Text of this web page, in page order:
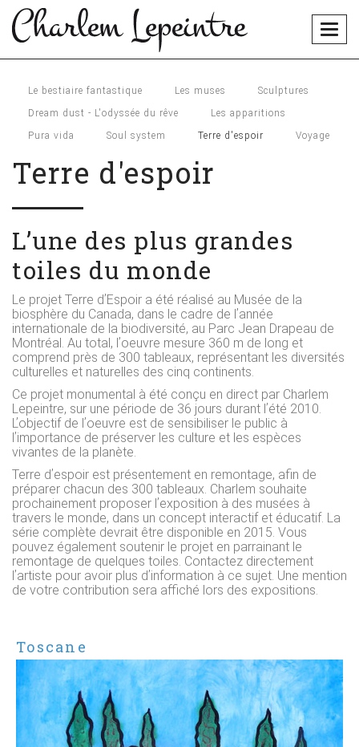
Le bestiaire fantastique Les muses
Sculptures
Dream dust - L'odyssée du rêve
Les apparitions
Pura vida
Soul system Terre d'espoir Voyage
Terre d'espoir
Lʼune des plus grandes
toiles du monde
Le projet Terre dʼEspoir a été réalisé au Musée de la
biosphère du Canada, dans le cadre de lʼannée
internationale de la biodiversité, au Parc Jean Drapeau de
Montréal. Au total, lʼoeuvre mesure 360 m de long et
comprend près de 300 tableaux, représentant les diversités
culturelles et naturelles des cinq continents.
Ce projet monumental à été conçu en direct par Charlem
Lepeintre, sur une période de 36 jours durant lʼété 2010.
Lʼobjectif de lʼoeuvre est de sensibiliser le public à
lʼimportance de préserver les culture et les espèces
vivantes de la planète.
Terre dʼespoir est présentement en remontage, afin de
préparer chacun des 300 tableaux. Charlem souhaite
prochainement proposer lʼexposition à des musées à
travers le monde, dans un concept interactif et éducatif. La
série complète devrait être disponible en 2015. Vous
pouvez également soutenir le projet en parrainant le
remontage de quelques toiles. Contactez directement
lʼartiste pour avoir plus dʼinformation à ce sujet. Une mention
de votre contribution sera affiché lors des expositions.
Toscane